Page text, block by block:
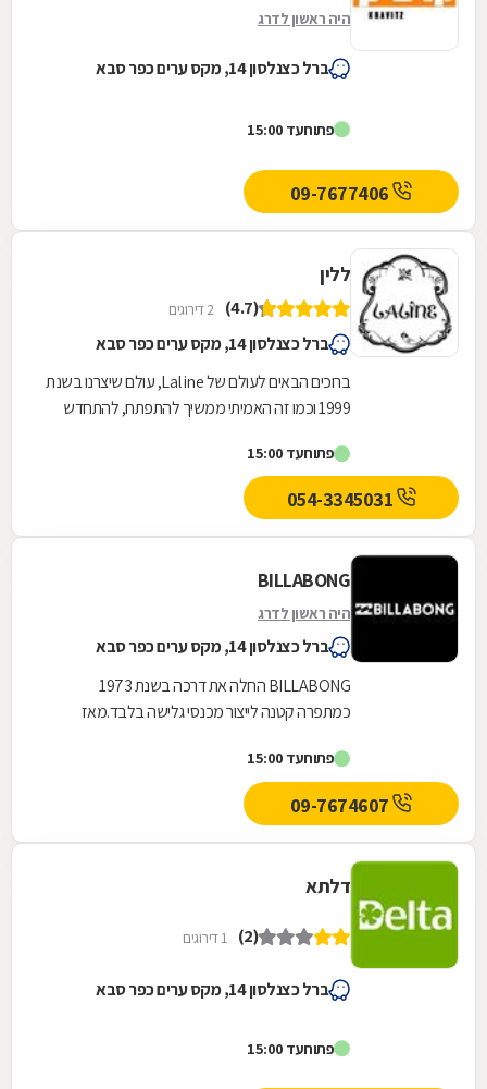
היה ראשון לדרג
ברל כצנלסון 14, מקס ערים כפר סבא
פתוחעד 15:00
09-7677406
ללין
(4.7) 2 דירוגים
ברל כצנלסון 14, מקס ערים כפר סבא
ברוכים הבאים לעולם של Laline, עולם שיצרנו בשנת
1999 וכמו זה האמיתי ממשיך להתפתח, להתחדש
אביב, הפכנו...
פתוחעד 15:00
BILLABONG
היה ראשון לדרג
ברל כצנלסון 14, מקס ערים כפר סבא
BILLABONG החלה את דרכה בשנת 1973
כמתפרה קטנה לייצור מכנסי גלישה בלבד.מאז
לגברים ולנשים, כזו שמשקפת...
פתוחעד 15:00
09-7674607
דלתא
(2) 1 דירוגים
ברל כצנלסון 14, מקס ערים כפר סבא
פתוחעד 15:00